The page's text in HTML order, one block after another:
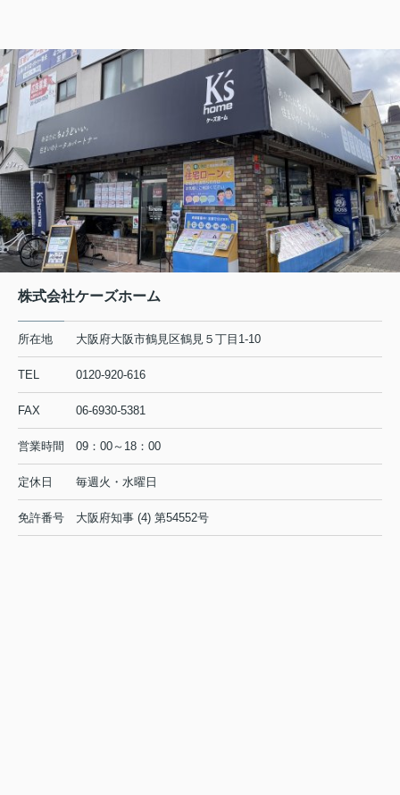
株式会社ケーズホーム
所在地 大阪府大阪市鶴見区鶴見５丁目1-10
TEL 0120-920-616
FAX 06-6930-5381
営業時間 09：00～18：00
定休日 毎週火・水曜日
免許番号 大阪府知事 (4) 第54552号